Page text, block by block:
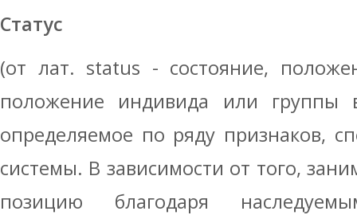
Статус
(от лат. status - состояние,
положение индивида или группы
определяемое по ряду признаков,
системы. В зависимости от того,
позицию благодаря